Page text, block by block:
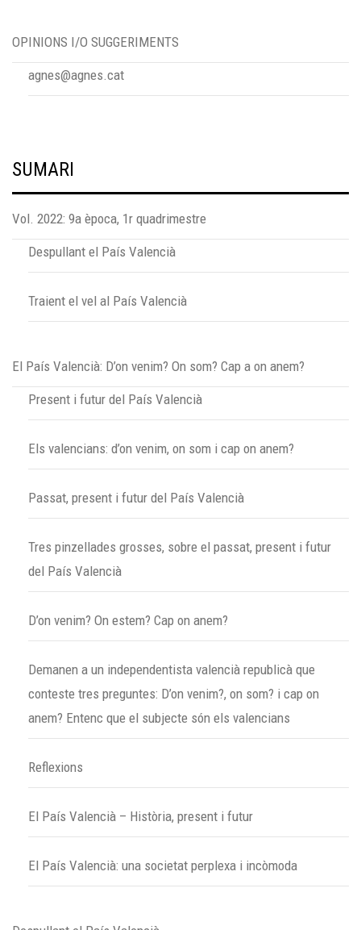
OPINIONS I/O SUGGERIMENTS
agnes@agnes.cat
SUMARI
Vol. 2022: 9a època, 1r quadrimestre
Despullant el País Valencià
Traient el vel al País Valencià
El País Valencià: D’on venim? On som? Cap a on anem?
Present i futur del País Valencià
Els valencians: d’on venim, on som i cap on anem?
Passat, present i futur del País Valencià
Tres pinzellades grosses, sobre el passat, present i futur
del País Valencià
D’on venim? On estem? Cap on anem?
Demanen a un independentista valencià republicà que
conteste tres preguntes: D’on venim?, on som? i cap on
anem? Entenc que el subjecte són els valencians
Reflexions
El País Valencià – Història, present i futur
El País Valencià: una societat perplexa i incòmoda